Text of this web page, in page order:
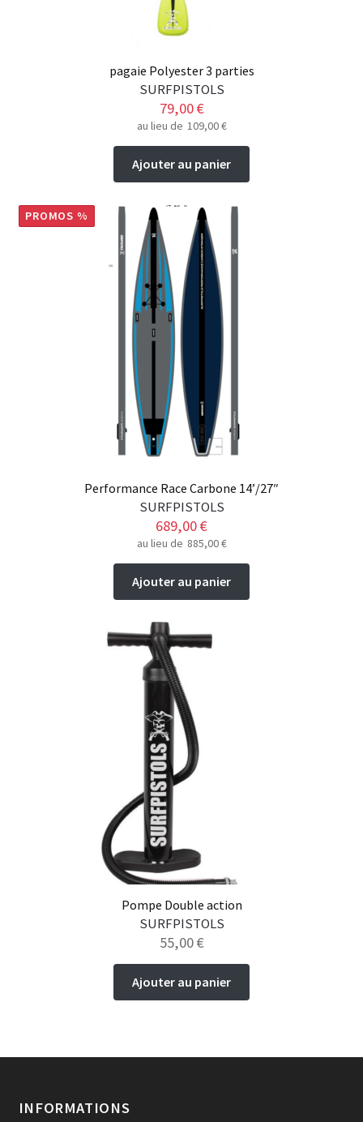
pagaie Polyester 3 parties
SURFPISTOLS
79,00€
au lieu de 109,00€
Ajouter au panier
PROMOS %
Performance Race Carbone 14’/27″
SURFPISTOLS
689,00€
au lieu de 885,00€
Ajouter au panier
Pompe Double action
SURFPISTOLS
55,00€
Ajouter au panier
INFORMATIONS